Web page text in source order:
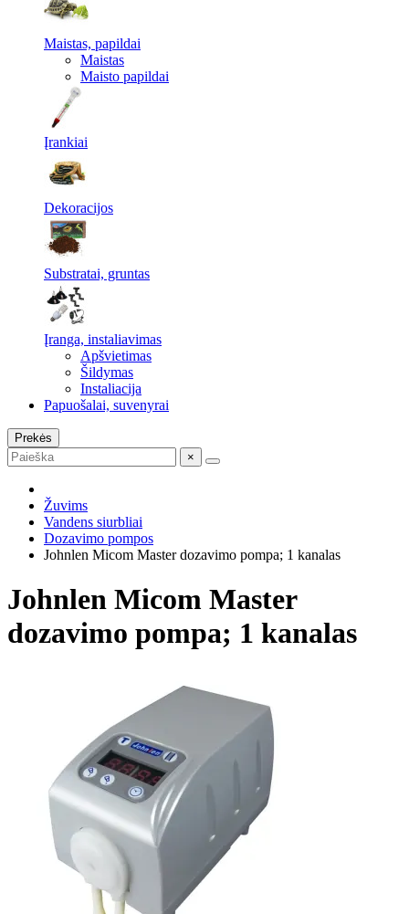
Maistas, papildai
Maistas
Maisto papildai
Įrankiai
Dekoracijos
Substratai, gruntas
Įranga, instaliavimas
Apšvietimas
Šildymas
Instaliacija
Papuošalai, suvenyrai
Prekės
×
Žuvims
Vandens siurbliai
Dozavimo pompos
Johnlen Micom Master dozavimo pompa; 1 kanalas
Johnlen Micom Master
dozavimo pompa; 1 kanalas